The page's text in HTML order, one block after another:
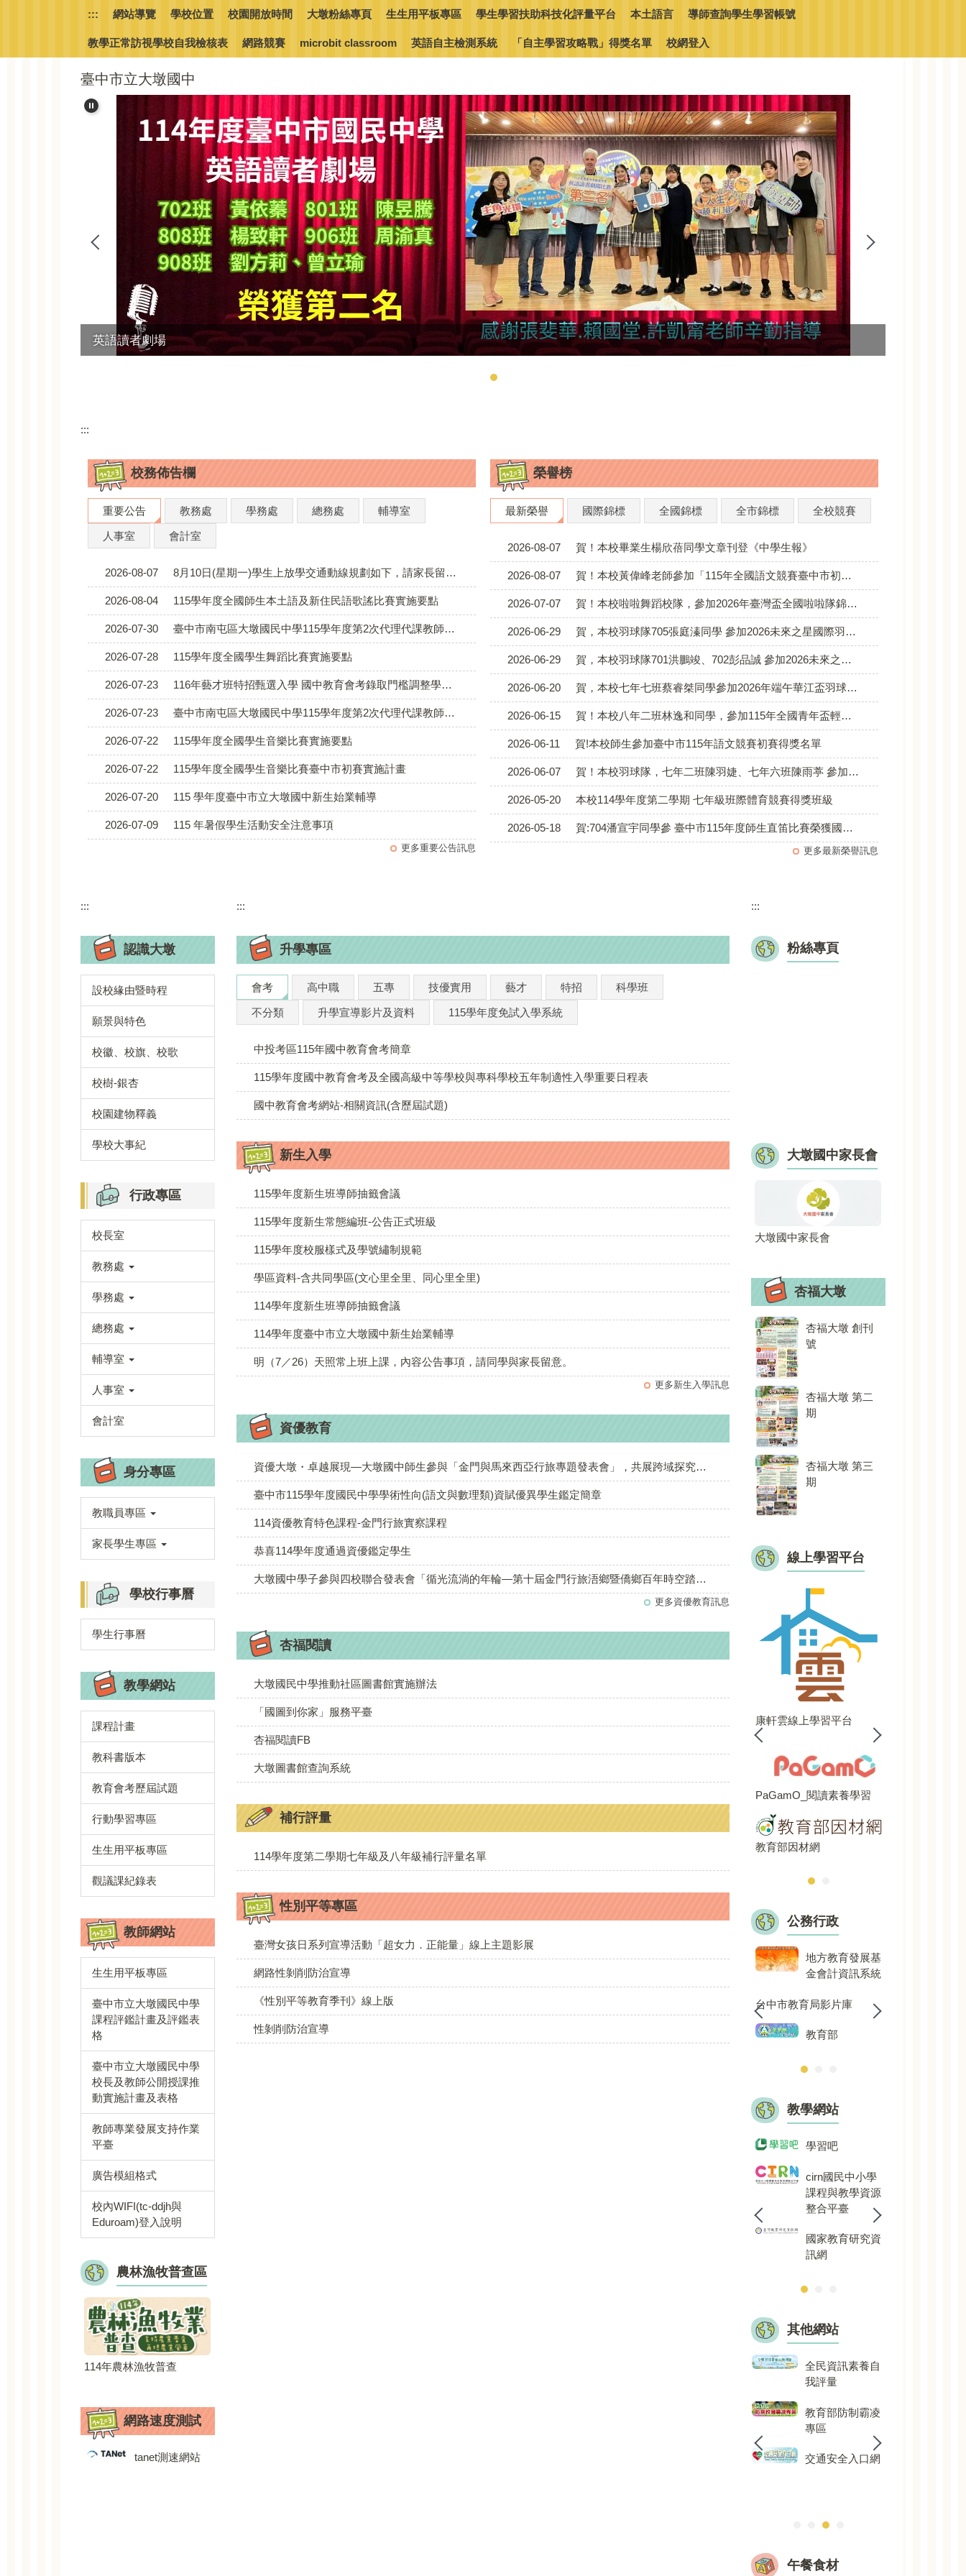
要
臺中市立大墩國中
::: 網站導覽 學校位置 校園開放時間 大墩粉絲專頁 生生用平板專區 學生學習扶助科技化評量平台 本土語言 導師查詢學生學習帳號
教學正常訪視學校自我檢核表 網路競賽 microbit classroom 英語自主檢測系統 「自主學習攻略戰」得獎名單 校網登入
英語讀者劇場
:::
校務佈告欄
重要公告 教務處 學務處 總務處 輔導室
人事室 會計室
2026-08-07 8月10日(星期一)學生上放學交通動線規劃如下，請家長留意配合
2026-08-04 115學年度全國師生本土語及新住民語歌謠比賽實施要點
2026-07-30 臺中市南屯區大墩國民中學115學年度第2次代理代課教師甄選（一次公告、分次招考）第7次招考結果。本次招考已足額，不辦理後續招考
2026-07-28 115學年度全國學生舞蹈比賽實施要點
2026-07-23 116年藝才班特招甄選入學 國中教育會考錄取門檻調整學校一覽
2026-07-23 臺中市南屯區大墩國民中學115學年度第2次代理代課教師甄選（一次公告、分次招考）第2次招考結果及續辦第3次招考
2026-07-22 115學年度全國學生音樂比賽實施要點
2026-07-22 115學年度全國學生音樂比賽臺中市初賽實施計畫
2026-07-20 115 學年度臺中市立大墩國中新生始業輔導
2026-07-09 115 年暑假學生活動安全注意事項
更多重要公告訊息
榮譽榜
最新榮譽 國際錦標 全國錦標 全市錦標 全校競賽
2026-08-07 賀！本校畢業生楊欣蓓同學文章刊登《中學生報》
2026-08-07 賀！本校黃偉峰老師參加「115年全國語文競賽臺中市初賽」榮獲「教師組 第7區國語朗讀 第二名」，恭喜偉峰老師!
2026-07-07 賀！本校啦啦舞蹈校隊，參加2026年臺灣盃全國啦啦隊錦標賽，成績優異！
2026-06-29 賀，本校羽球隊705張庭溱同學 參加2026未來之星國際羽球錦標賽(台中站)，榮獲 U15歲專業組女單 第二名
2026-06-29 賀，本校羽球隊701洪鵬竣、702彭品誠 參加2026未來之星國際羽球錦標賽(台中站)，榮獲 U15歲一般組男雙 第一名
2026-06-20 賀，本校七年七班蔡睿桀同學參加2026年端午華江盃羽球錦標賽，成績優異！
2026-06-15 賀！本校八年二班林逸和同學，參加115年全國青年盃輕艇水球錦標賽，榮獲國中組第二名
2026-06-11 賀!本校師生參加臺中市115年語文競賽初賽得獎名單
2026-06-07 賀！本校羽球隊，七年二班陳羽婕、七年六班陳雨葶 參加2026第18屆臺中市家長會長盃羽球錦標賽，榮獲國中非體育班女雙 第二名
2026-05-20 本校114學年度第二學期 七年級班際體育競賽得獎班級
2026-05-18 賀:704潘宣宇同學參 臺中市115年度師生直笛比賽榮獲國中學生組-獨奏乙組第三名
更多最新榮譽訊息
:::
認識大墩
設校緣由暨時程
願景與特色
校徽、校旗、校歌
校樹-銀杏
校園建物釋義
學校大事紀
行政專區
校長室
教務處
學務處
總務處
輔導室
人事室
會計室
身分專區
教職員專區
家長學生專區
學校行事曆
學生行事曆
教學網站
課程計畫
教科書版本
教育會考歷屆試題
行動學習專區
生生用平板專區
觀議課紀錄表
教師網站
生生用平板專區
臺中市立大墩國民中學
課程評鑑計畫及評鑑表
格
臺中市立大墩國民中學
校長及教師公開授課推
動實施計畫及表格
教師專業發展支持作業
平臺
廣告模組格式
校內WIFI(tc-ddjh與
Eduroam)登入說明
農林漁牧普查區
114年農林漁牧普查
網路速度測試
tanet測速網站
:::
升學專區
會考 高中職 五專 技優實用 藝才 特招 科學班
不分類 升學宣導影片及資料 115學年度免試入學系統
中投考區115年國中教育會考簡章
115學年度國中教育會考及全國高級中等學校與專科學校五年制適性入學重要日程表
國中教育會考網站-相關資訊(含歷屆試題)
新生入學
115學年度新生班導師抽籤會議
115學年度新生常態編班-公告正式班級
115學年度校服樣式及學號繡制規範
學區資料-含共同學區(文心里全里、同心里全里)
114學年度新生班導師抽籤會議
114學年度臺中市立大墩國中新生始業輔導
明（7／26）天照常上班上課，內容公告事項，請同學與家長留意。
更多新生入學訊息
資優教育
資優大墩・卓越展現—大墩國中師生參與「金門與馬來西亞行旅專題發表會」，共展跨域探究實力！
臺中市115學年度國民中學學術性向(語文與數理類)資賦優異學生鑑定簡章
114資優教育特色課程-金門行旅實察課程
恭喜114學年度通過資優鑑定學生
大墩國中學子參與四校聯合發表會「循光流淌的年輪—第十屆金門行旅浯鄉暨僑鄉百年時空踏查發表會」
更多資優教育訊息
杏福閱讀
大墩國民中學推動社區圖書館實施辦法
「國圖到你家」服務平臺
杏福閱讀FB
大墩圖書館查詢系統
補行評量
114學年度第二學期七年級及八年級補行評量名單
性別平等專區
臺灣女孩日系列宣導活動「超女力．正能量」線上主題影展
網路性剝削防治宣導
《性別平等教育季刊》線上版
性剝削防治宣導
:::
粉絲專頁
大墩國中家長會
大墩國中家長會
杏福大墩
期
杏福大墩 第三
期
期
杏福大墩 第三
期
杏福大墩 創刊
號
杏福大墩 第二
期
杏福大墩 第三
期
線上學習平台
康軒雲線上學習平台
PaGamO_閱讀素養學習
教育部因材網
公務行政
臺中市政府
臺中市教育局
全國法規資料庫
台中市政府行動
地方教育發展基
金會計資訊系統
台中市教育局影片庫
教育部
教學網站
學習吧
cirn國民中小學
課程與教學資源
整合平臺
國家教育研究資
訊網
其他網站
全民資訊素養自
我評量
教育部防制霸凌
專區
交通安全入口網
午餐食材